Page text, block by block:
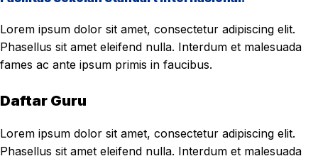
Lorem ipsum dolor sit amet, consectetur adipiscing elit.
Phasellus sit amet eleifend nulla. Interdum et malesuada
fames ac ante ipsum primis in faucibus.
Daftar Guru
Lorem ipsum dolor sit amet, consectetur adipiscing elit.
Phasellus sit amet eleifend nulla. Interdum et malesuada